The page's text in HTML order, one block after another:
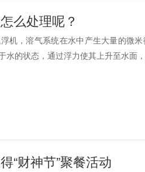
么处理呢？
，溶气系统在水中产生大量的微米
水的状态，通过浮力使其上升至水面
“财神节”聚餐活动